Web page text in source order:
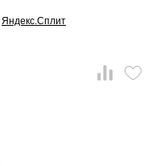
Яндекс.Сплит